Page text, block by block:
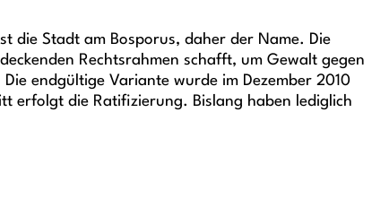
die Stadt am Bosporus, daher der Name. Die
Rechtsrahmen schafft, um Gewalt gegen
endgültige Variante wurde im Dezember 2010
erfolgt die Ratifizierung. Bislang haben lediglich